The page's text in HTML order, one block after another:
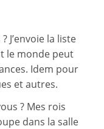
J’envoie la liste
le monde peut
Idem pour
et autres.
? Mes rois
dans la salle